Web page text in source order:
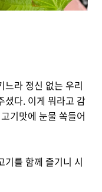
느라 정신 없는 우리
셨다. 이게 뭐라고 감
기맛에 눈물 쏙들어
기를 함께 즐기니 시